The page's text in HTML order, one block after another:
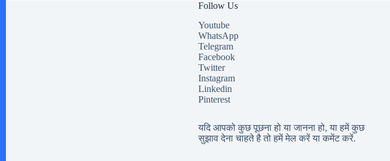
Follow Us
Youtube
WhatsApp
Telegram
Facebook
Twitter
Instagram
Linkedin
Pinterest
यदि आपको कुछ पूछना हो या जानना हो, या हमें कुछ
सुझाव देना चाहते है तो हमें मेल करें या कमेंट करें.